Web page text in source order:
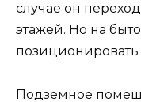
случае он
этажей. Но на
Подземное